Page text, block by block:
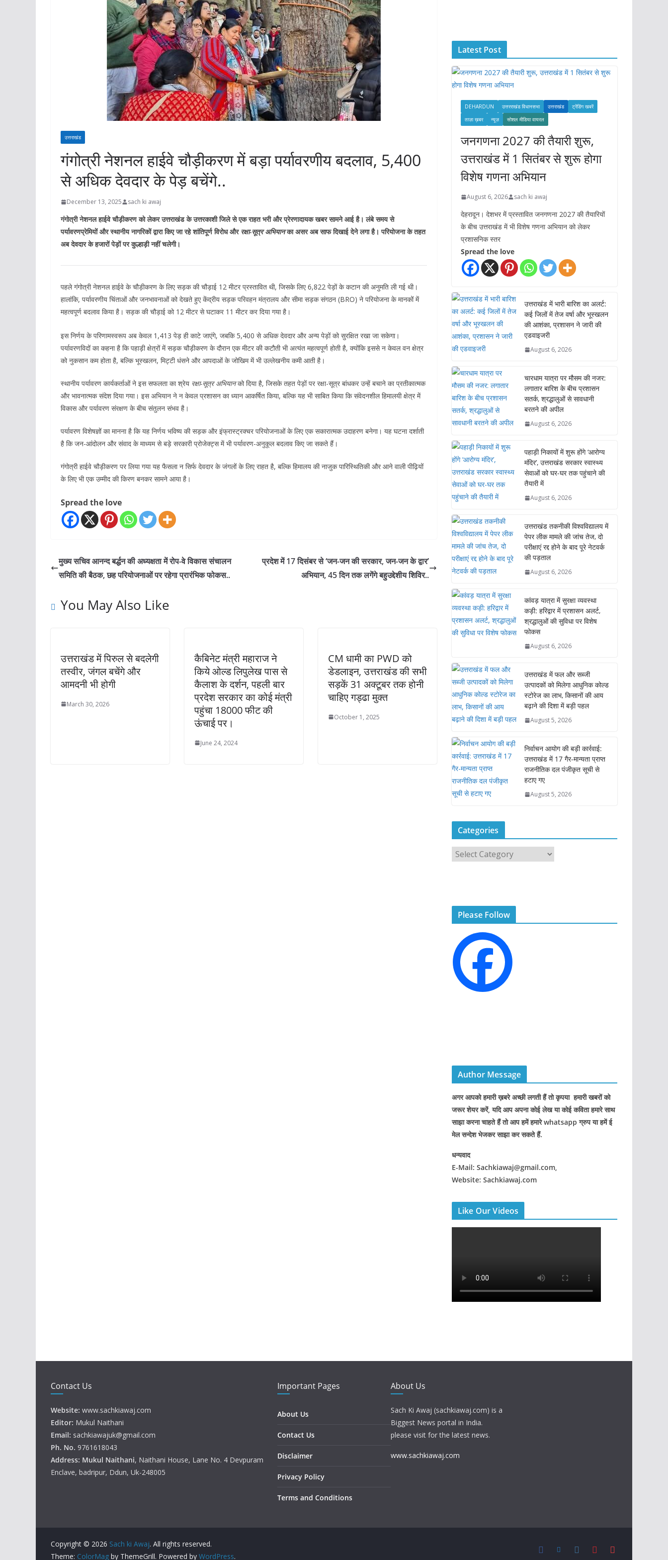
उत्तराखंड
गंगोत्री नेशनल हाईवे चौड़ीकरण में बड़ा पर्यावरणीय बदलाव, 5,400
से अधिक देवदार के पेड़ बचेंगे..
December 13, 2025 sach ki awaj
गंगोत्री नेशनल हाईवे चौड़ीकरण को लेकर उत्तराखंड के उत्तरकाशी जिले से एक राहत भरी और प्रेरणादायक खबर सामने आई है। लंबे समय से
पर्यावरणप्रेमियों और स्थानीय नागरिकों द्वारा किए जा रहे शांतिपूर्ण विरोध और रक्षा-सूत्र अभियानका असर अब साफ दिखाई देने लगा है। परियोजना के तहत
अब देवदार के हजारों पेड़ों पर कुल्हाड़ी नहीं चलेगी।
पहले गंगोत्री नेशनल हाईवे के चौड़ीकरण के लिए सड़क की चौड़ाई 12 मीटर प्रस्तावित थी, जिसके लिए 6,822 पेड़ों के कटान की अनुमति ली गई थी।
हालांकि, पर्यावरणीय चिंताओं और जनभावनाओं को देखते हुए केंद्रीय सड़क परिवहन मंत्रालय और सीमा सड़क संगठन (BRO) ने परियोजना के मानकों में
महत्वपूर्ण बदलाव किया है। सड़क की चौड़ाई को 12 मीटर से घटाकर 11 मीटर कर दिया गया है।
इस निर्णय के परिणामस्वरूप अब केवल 1,413 पेड़ ही काटे जाएंगे, जबकि 5,400 से अधिक देवदार और अन्य पेड़ों को सुरक्षित रखा जा सकेगा।
पर्यावरणविदों का कहना है कि पहाड़ी क्षेत्रों में सड़क चौड़ीकरण के दौरान एक मीटर की कटौती भी अत्यंत महत्वपूर्ण होती है, क्योंकि इससे न केवल वन क्षेत्र
को नुकसान कम होता है, बल्कि भूस्खलन, मिट्टी धंसने और आपदाओं के जोखिम में भी उल्लेखनीय कमी आती है।
स्थानीय पर्यावरण कार्यकर्ताओं ने इस सफलता का श्रेय रक्षा-सूत्र अभियानको दिया है, जिसके तहत पेड़ों पर रक्षा-सूत्र बांधकर उन्हें बचाने का प्रतीकात्मक
और भावनात्मक संदेश दिया गया। इस अभियान ने न केवल प्रशासन का ध्यान आकर्षित किया, बल्कि यह भी साबित किया कि संवेदनशील हिमालयी क्षेत्र में
विकास और पर्यावरण संरक्षण के बीच संतुलन संभव है।
पर्यावरण विशेषज्ञों का मानना है कि यह निर्णय भविष्य की सड़क और इंफ्रास्ट्रक्चर परियोजनाओं के लिए एक सकारात्मक उदाहरण बनेगा। यह घटना दर्शाती
है कि जन-आंदोलन और संवाद के माध्यम से बड़े सरकारी प्रोजेक्ट्स में भी पर्यावरण-अनुकूल बदलाव किए जा सकते हैं।
गंगोत्री हाईवे चौड़ीकरण पर लिया गया यह फैसला न सिर्फ देवदार के जंगलों के लिए राहत है, बल्कि हिमालय की नाजुक पारिस्थितिकी और आने वाली पीढ़ियों
के लिए भी एक उम्मीद की किरण बनकर सामने आया है।
Spread the love
मुख्य सचिव आनन्द बर्द्धन की अध्यक्षता में रोप-वे विकास संचालन
समिति की बैठक, छह परियोजनाओं पर रहेगा प्रारंभिक फोकस..
प्रदेश में 17 दिसंबर से ‘जन-जन की सरकार, जन-जन के द्वार’
अभियान, 45 दिन तक लगेंगे बहुउद्देशीय शिविर..
You May Also Like
उत्तराखंड में पिरुल से बदलेगी
तस्वीर, जंगल बचेंगे और
आमदनी भी होगी
March 30, 2026
कैबिनेट मंत्री महाराज ने
किये ओल्ड लिपुलेख पास से
कैलाश के दर्शन, पहली बार
प्रदेश सरकार का कोई मंत्री
पहुंचा 18000 फीट की
ऊंचाई पर।
June 24, 2024
CM धामी का PWD को
डेडलाइन, उत्तराखंड की सभी
सड़कें 31 अक्टूबर तक होनी
चाहिए गड्ढा मुक्त
October 1, 2025
e
s
Latest Post
DEHARDUN उत्तरराखंड विधानसभा उत्तराखंड
ट्रेंडिंग खबरें
ताज़ा ख़बर
न्यूज़ सोशल मीडिया वायरल
जनगणना 2027 की तैयारी शुरू,
उत्तराखंड में 1 सितंबर से शुरू होगा
विशेष गणना अभियान
August 6, 2026 sach ki awaj
देहरादून। देशभर में प्रस्तावित जनगणना 2027 की तैयारियों
के बीच उत्तराखंड में भी विशेष गणना अभियान को लेकर
प्रशासनिक स्तर
Spread the love
उत्तराखंड में भारी बारिश का अलर्ट:
कई जिलों में तेज वर्षा और भूस्खलन
की आशंका, प्रशासन ने जारी की
एडवाइजरी
August 6, 2026
चारधाम यात्रा पर मौसम की नजर:
लगातार बारिश के बीच प्रशासन
सतर्क, श्रद्धालुओं से सावधानी
बरतने की अपील
August 6, 2026
पहाड़ी निकायों में शुरू होंगे ‘आरोग्य
मंदिर’, उत्तराखंड सरकार स्वास्थ्य
सेवाओं को घर-घर तक पहुंचाने की
तैयारी में
August 6, 2026
उत्तराखंड तकनीकी विश्वविद्यालय में
पेपर लीक मामले की जांच तेज, दो
परीक्षाएं रद्द होने के बाद पूरे नेटवर्क
की पड़ताल
August 6, 2026
कांवड़ यात्रा में सुरक्षा व्यवस्था
कड़ी: हरिद्वार में प्रशासन अलर्ट,
श्रद्धालुओं की सुविधा पर विशेष
फोकस
August 6, 2026
उत्तराखंड में फल और सब्जी
उत्पादकों को मिलेगा आधुनिक कोल्ड
स्टोरेज का लाभ, किसानों की आय
बढ़ाने की दिशा में बड़ी पहल
August 5, 2026
निर्वाचन आयोग की बड़ी कार्रवाई:
उत्तराखंड में 17 गैर-मान्यता प्राप्त
राजनीतिक दल पंजीकृत सूची से
हटाए गए
August 5, 2026
Categories
a
r
e
s
Please Follow
Author Message
अगर आपको हमारी ख़बरे अच्छी लगती हैं तो कृपया हमारी खबरों को
जरूर शेयर करें, यदि आप अपना कोई लेख या कोई कविता हमारे साथ
साझा करना चाहते हैं तो आप हमें हमारे whatsapp ग्रुप या हमें ई
मेल सन्देश भेजकर साझा कर सकते हैं.
धन्यवाद
E-Mail: Sachkiawaj@gmail.com,
Website: Sachkiawaj.com
Like Our Videos
Contact Us
Website: www.sachkiawaj.com
Editor: Mukul Naithani
Email: sachkiawajuk@gmail.com
Ph. No. 9761618043
Address: Mukul Naithani, Naithani House, Lane No. 4 Devpuram
Enclave, badripur, Ddun, Uk-248005
Important Pages
About Us
Contact Us
Disclaimer
Privacy Policy
Terms and Conditions
About Us
Sach Ki Awaj (sachkiawaj.com) is a
Biggest News portal in India.
please visit for the latest news.
www.sachkiawaj.com
Copyright © 2026 Sach ki Awaj. All rights reserved.
Theme: ColorMag by ThemeGrill. Powered by WordPress.